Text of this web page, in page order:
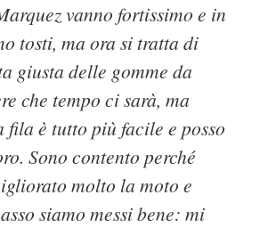
vanno fortissimo e in
tosti, ma ora si tratta di
giusta delle gomme da
che tempo ci sarà, ma
è tutto più facile e posso
Sono contento perché
molto la moto e
siamo messi bene: mi